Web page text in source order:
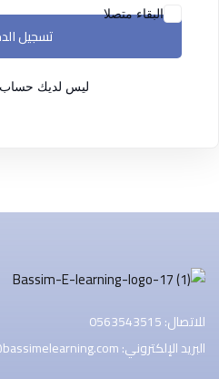
البقاء متصلا
تسجيل
ليس لديك
للاتصال: 0563543515
البريد الإلكتروني: info@bassimelearning.com
التسجيل
ليس لديك حساب ؟